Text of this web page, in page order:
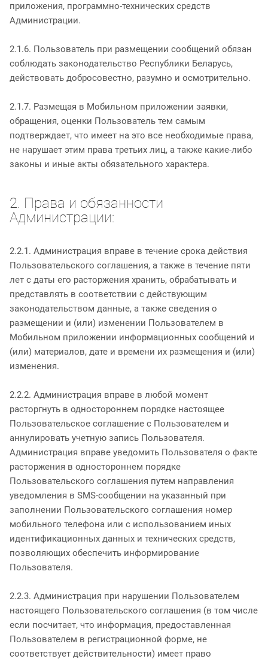
приложения, программно-технических средств
Администрации.
2.1.6. Пользователь при размещении сообщений обязан
соблюдать законодательство Республики Беларусь,
действовать добросовестно, разумно и осмотрительно.
2.1.7. Размещая в Мобильном приложении заявки,
обращения, оценки Пользователь тем самым
подтверждает, что имеет на это все необходимые права,
не нарушает этим права третьих лиц, а также какие-либо
законы и иные акты обязательного характера.
2. Права и обязанности
Администрации:
2.2.1. Администрация вправе в течение срока действия
Пользовательского соглашения, а также в течение пяти
лет с даты его расторжения хранить, обрабатывать и
представлять в соответствии с действующим
законодательством данные, а также сведения о
размещении и (или) изменении Пользователем в
Мобильном приложении информационных сообщений и
(или) материалов, дате и времени их размещения и (или)
изменения.
2.2.2. Администрация вправе в любой момент
расторгнуть в одностороннем порядке настоящее
Пользовательское соглашение с Пользователем и
аннулировать учетную запись Пользователя.
Администрация вправе уведомить Пользователя о факте
расторжения в одностороннем порядке
Пользовательского соглашения путем направления
уведомления в SMS-сообщении на указанный при
заполнении Пользовательского соглашения номер
мобильного телефона или с использованием иных
идентификационных данных и технических средств,
позволяющих обеспечить информирование
Пользователя.
2.2.3. Администрация при нарушении Пользователем
настоящего Пользовательского соглашения (в том числе
если посчитает, что информация, предоставленная
Пользователем в регистрационной форме, не
соответствует действительности) имеет право